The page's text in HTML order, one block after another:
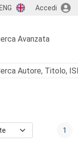
Accedi
Avanzata
1